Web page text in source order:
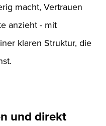
macht, Vertrauen
anzieht - mit
klaren Struktur, die
und direkt